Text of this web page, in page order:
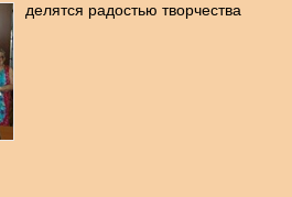
делятся радостью творчества